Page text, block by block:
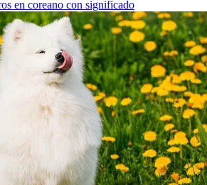
en coreano con significado